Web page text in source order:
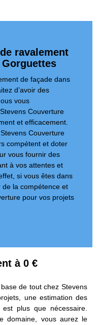
ravalement
de façade dans
d’avoir des
vous
Couverture
et efficacement.
Couverture
compétent et doter
vous fournir des
à vos attentes et
si vous êtes dans
de la compétence et
pour vos projets
à 0 €
de tout chez Stevens
une estimation des
plus que nécessaire.
domaine, vous aurez le